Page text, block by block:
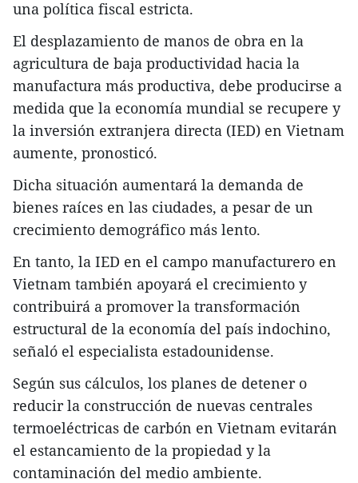
una política fiscal estricta.
El desplazamiento de manos de obra en la
agricultura de baja productividad hacia la
manufactura más productiva, debe producirse a
medida que la economía mundial se recupere y
la inversión extranjera directa (IED) en Vietnam
aumente, pronosticó.
Dicha situación aumentará la demanda de
bienes raíces en las ciudades, a pesar de un
crecimiento demográfico más lento.
En tanto, la IED en el campo manufacturero en
Vietnam también apoyará el crecimiento y
contribuirá a promover la transformación
estructural de la economía del país indochino,
señaló el especialista estadounidense.
Según sus cálculos, los planes de detener o
reducir la construcción de nuevas centrales
termoeléctricas de carbón en Vietnam evitarán
el estancamiento de la propiedad y la
contaminación del medio ambiente.